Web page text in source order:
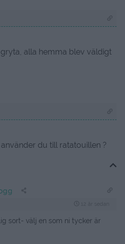
gryta, alla hemma blev väldigt
du till ratatouillen ?
sort- välj en som ni tycker är